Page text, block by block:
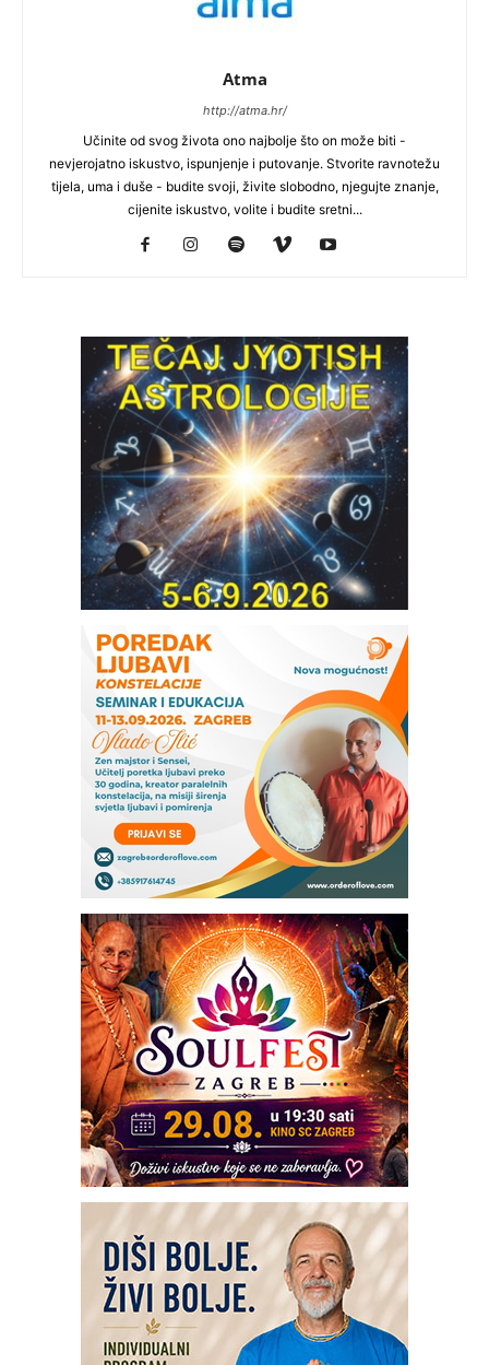
Atma
http://atma.hr/
Učinite od svog života ono najbolje što on može biti -
nevjerojatno iskustvo, ispunjenje i putovanje. Stvorite ravnotežu
tijela, uma i duše - budite svoji, živite slobodno, njegujte znanje,
cijenite iskustvo, volite i budite sretni...